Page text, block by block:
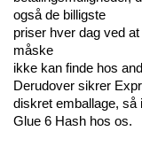
også de billigste
priser hver dag ved
måske
ikke kan finde hos
Derudover sikrer
diskret emballage, så
Glue 6 Hash hos os.